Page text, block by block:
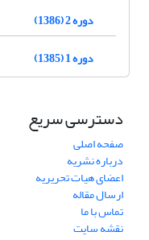
دوره 2 (1386)
دوره 1 (1385)
دسترسی سریع
صفحه اصلی
درباره نشریه
اعضای هیات تحریریه
ارسال مقاله
تماس با ما
نقشه سایت